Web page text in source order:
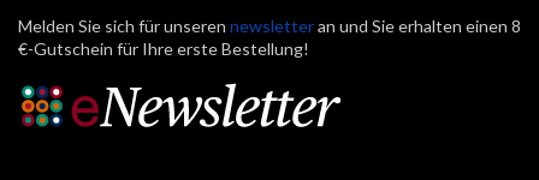
Melden Sie sich für unseren newsletteran und Sie erhalten einen 8
€-Gutschein für Ihre erste Bestellung!